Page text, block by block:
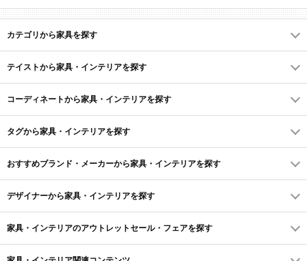
カテゴリから家具を探す
テイストから家具・インテリアを探す
コーディネートから家具・インテリアを探す
タグから家具・インテリアを探す
おすすめブランド・メーカーから家具・インテリアを探す
デザイナーから家具・インテリアを探す
家具・インテリアのアウトレットセール・フェアを探す